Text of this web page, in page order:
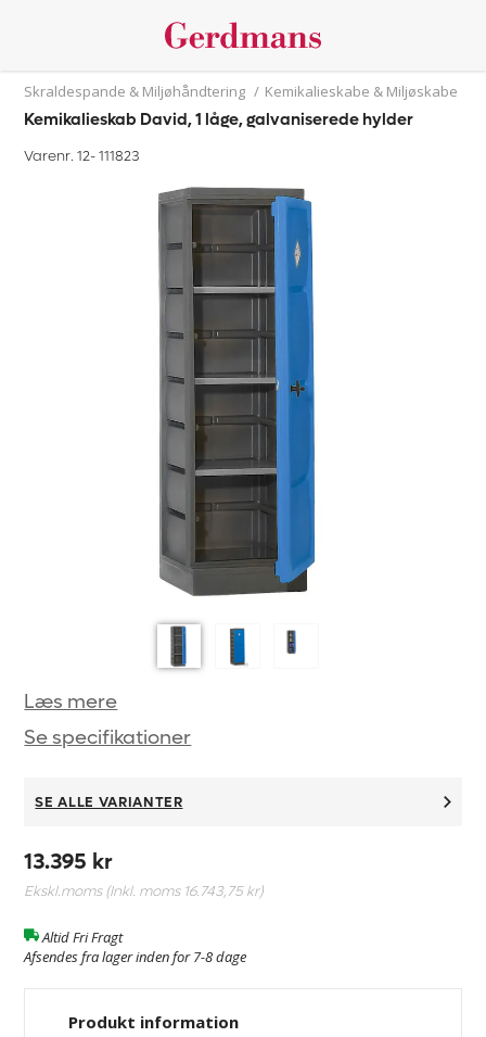
Skraldespande & Miljøhåndtering / Kemikalieskabe & Miljøskabe
Kemikalieskab David, 1 låge, galvaniserede hylder
Varenr. 12-111823
Læs mere
Se specifikationer
SE ALLE VARIANTER
13.395 kr
Ekskl.moms (Inkl. moms 16.743,75 kr)
Altid Fri Fragt
Afsendes fra lager inden for 7-8 dage
Produkt information